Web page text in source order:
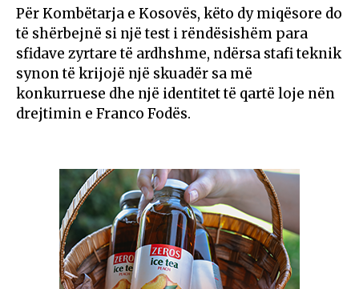
Për Kombëtarja e Kosovës, këto dy miqësore do
të shërbejnë si një test i rëndësishëm para
sfidave zyrtare të ardhshme, ndërsa stafi teknik
synon të krijojë një skuadër sa më
konkurruese dhe një identitet të qartë loje nën
drejtimin e Franco Fodës.